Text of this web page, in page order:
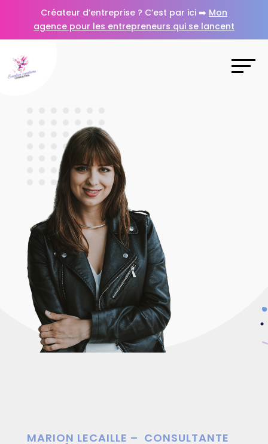
Créateur d’entreprise ? C’est par ici ➡️ Mon
agence pour les entrepreneurs qui se lancent
MARION LECAILLE – CONSULTANTE